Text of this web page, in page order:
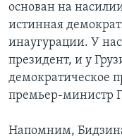
основан на
истинная
инаугурации. У
президент, и у
демократическое
премьер-министр
Напомним,